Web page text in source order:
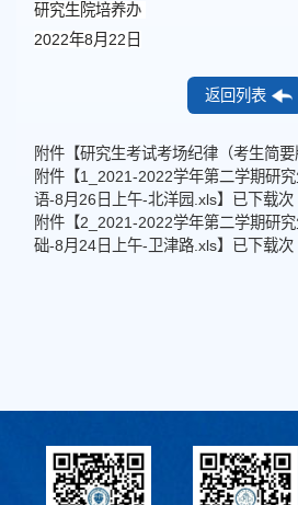
研究生院培养办
2022年8月22日
返回列表
附件【研究生考试考场纪律（考生简
附件【1_2021-2022学年第二学期研
语-8月26日上午-北洋园.xls】已下载次
附件【2_2021-2022学年第二学期研
础-8月24日上午-卫津路.xls】已下载次